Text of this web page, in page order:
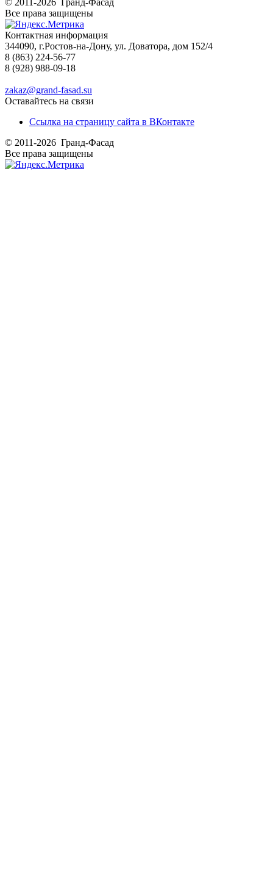
© 2011-2026 Гранд-Фасад
Все права защищены
Контактная информация
344090, г.Ростов-на-Дону, ул. Доватора, дом 152/4
8 (863) 224-56-77
8 (928) 988-09-18
zakaz@grand-fasad.su
Оставайтесь на связи
Ссылка на страницу сайта в ВКонтакте
© 2011-2026 Гранд-Фасад
Все права защищены